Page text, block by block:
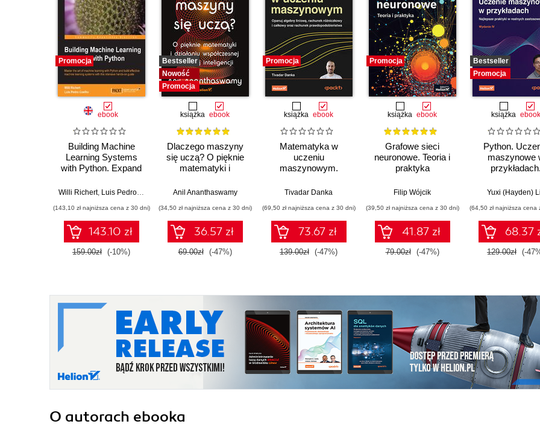
Promocja
ebook
Building Machine
Learning Systems
with Python. Expand
knowledge and learn
learning libraries in
this user-friendly
manual. ML is the
next big breakthrough
in technology and this
Willi Richert, Luis Pedro Coelho
(143,10 zł najniższa cena z 30 dni)
143.10 zł
159.00zł (-10%)
Bestseller
Nowość
Promocja
książka ebook
Dlaczego maszyny
się uczą? O pięknie
matematyki i
współczesnej
Anil Ananthaswamy
(34,50 zł najniższa cena z 30 dni)
36.57 zł
69.00zł (-47%)
Promocja
książka ebook
Matematyka w
uczeniu
maszynowym.
liniową, rachunek
całkowy oraz
rachunek
prawdopodobieństwa
Tivadar Danka
(69,50 zł najniższa cena z 30 dni)
73.67 zł
139.00zł (-47%)
Promocja
książka ebook
Grafowe sieci
neuronowe. Teoria i
praktyka
Filip Wójcik
(39,50 zł najniższa cena z 30 dni)
41.87 zł
79.00zł (-47%)
Bestseller
Promocja
książka ebook
Python.
maszynowe
przykładach.
realnych
Wydanie IV
Yuxi (Hayden)
(64,50 zł najniższa cena
68.37
129.00zł (-
O autorach ebooka